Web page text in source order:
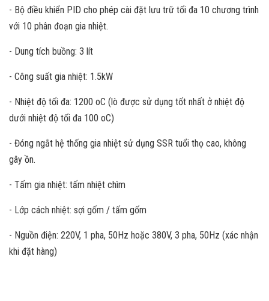
- Bộ điều khiển PID cho phép cài đặt lưu trữ tối đa 10 chương trình
với 10 phân đoạn gia nhiệt.
- Dung tích buồng: 3 lít
- Công suất gia nhiệt: 1.5kW
- Nhiệt độ tối đa: 1200 oC (lò được sử dụng tốt nhất ở nhiệt độ
dưới nhiệt độ tối đa 100 oC)
- Đóng ngắt hệ thống gia nhiệt sử dụng SSR tuổi thọ cao, không
gây ồn.
- Tấm gia nhiệt: tấm nhiệt chìm
- Lớp cách nhiệt: sợi gốm / tấm gốm
- Nguồn điện: 220V, 1 pha, 50Hz hoặc 380V, 3 pha, 50Hz (xác nhận
khi đặt hàng)